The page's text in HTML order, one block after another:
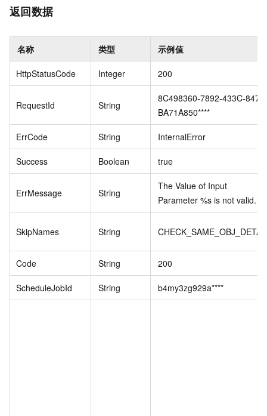
返回数据
名称 类型 示例值
HttpStatusCode Integer 200
RequestId String
8C498360-7892-433C-
BA71A850****
ErrCode String InternalError
Success Boolean true
ErrMessage String
The Value of Input
Parameter %s is not valid.
SkipNames String
Code String 200
ScheduleJobId String b4my3zg929a****